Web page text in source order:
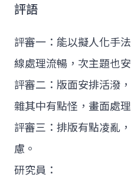
評語
評審一：能以擬人化手
線處理流暢，次主題也
評審二：版面安排活潑
雜其中有點怪，畫面處
評審三：排版有點凌亂
慮。
研究員：